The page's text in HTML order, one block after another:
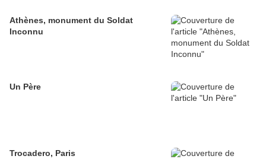
Athènes, monument du Soldat
Inconnu
Un Père
Trocadero, Paris